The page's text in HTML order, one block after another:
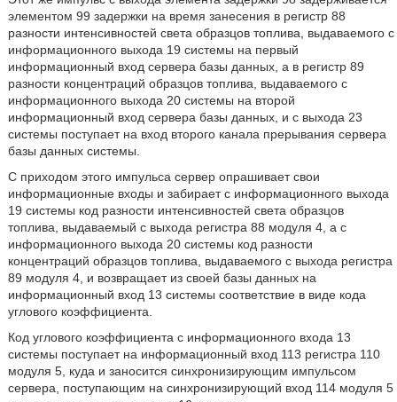
элементом 99 задержки на время занесения в регистр 88
разности интенсивностей света образцов топлива, выдаваемого с
информационного выхода 19 системы на первый
информационный вход сервера базы данных, а в регистр 89
разности концентраций образцов топлива, выдаваемого с
информационного выхода 20 системы на второй
информационный вход сервера базы данных, и с выхода 23
системы поступает на вход второго канала прерывания сервера
базы данных системы.
С приходом этого импульса сервер опрашивает свои
информационные входы и забирает с информационного выхода
19 системы код разности интенсивностей света образцов
топлива, выдаваемый с выхода регистра 88 модуля 4, а с
информационного выхода 20 системы код разности
концентраций образцов топлива, выдаваемого с выхода регистра
89 модуля 4, и возвращает из своей базы данных на
информационный вход 13 системы соответствие в виде кода
углового коэффициента.
Код углового коэффициента с информационного входа 13
системы поступает на информационный вход 113 регистра 110
модуля 5, куда и заносится синхронизирующим импульсом
сервера, поступающим на синхронизирующий вход 114 модуля 5